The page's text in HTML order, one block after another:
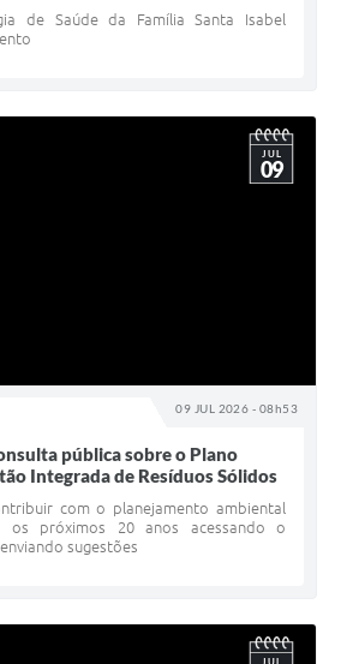
de Saúde da Família Santa Isabel
09 JUL 2026 - 08h53
JUL
09
pública sobre o Plano
Integrada de Resíduos Sólidos
com o planejamento ambiental
os próximos 20 anos acessando o
sugestões